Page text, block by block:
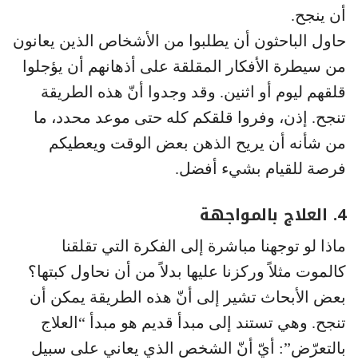
أن ينجح.
حاول الباحثون أن يطلبوا من الأشخاص الذين يعانون
من سيطرة الأفكار المقلقة على أذهانهم أن يؤجلوا
قلقهم ليوم أو اثنين. وقد وجدوا أنّ هذه الطريقة
تنجح. إذن، وفروا قلقكم كله حتى موعد محدد، ما
من شأنه أن يريح الذهن بعض الوقت ويعطيكم
فرصة للقيام بشيء أفضل.
4. العلاج بالمواجهة
ماذا لو توجهنا مباشرة إلى الفكرة التي تقلقنا
كالموت مثلاً وركزنا عليها بدلاً من أن نحاول كبتها؟
بعض الأبحاث تشير إلى أنّ هذه الطريقة يمكن أن
تنجح. وهي تستند إلى مبدأ قديم هو مبدأ “العلاج
بالتعرّض”: أيّ أنّ الشخص الذي يعاني على سبيل